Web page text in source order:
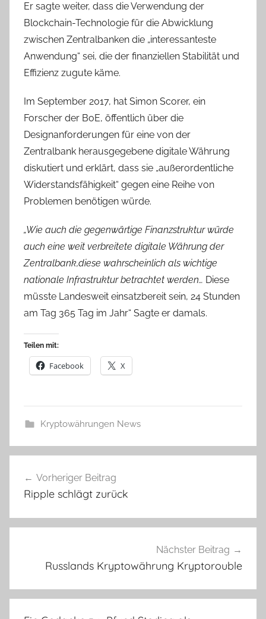
Er sagte weiter, dass die Verwendung der
Blockchain-Technologie für die Abwicklung
zwischen Zentralbanken die „interessanteste
Anwendung“ sei, die der finanziellen Stabilität und
Effizienz zugute käme.
Im September 2017, hat Simon Scorer, ein
Forscher der BoE, öffentlich über die
Designanforderungen für eine von der
Zentralbank herausgegebene digitale Währung
diskutiert und erklärt, dass sie „außerordentliche
Widerstandsfähigkeit“ gegen eine Reihe von
Problemen benötigen würde.
„Wie auch die gegenwärtige Finanzstruktur würde
auch eine weit verbreitete digitale Währung der
Zentralbank,diese wahrscheinlich als wichtige
nationale Infrastruktur betrachtet werden… Diese
müsste Landesweit einsatzbereit sein, 24 Stunden
am Tag 365 Tag im Jahr“ Sagte er damals.
Teilen mit:
Facebook X
Kryptowährungen News
Vorheriger Beitrag
Ripple schlägt zurück
Nächster Beitrag
Russlands Kryptowährung Kryptorouble